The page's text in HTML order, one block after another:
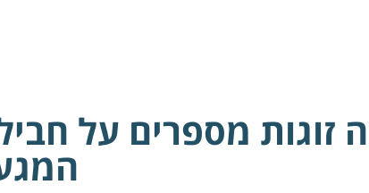
זוגות מספרים על